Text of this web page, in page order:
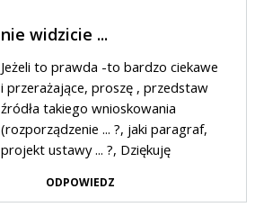
nie widzicie ...
Jeżeli to prawda -to bardzo ciekawe
i przerażające, proszę , przedstaw
źródła takiego wnioskowania
(rozporządzenie ... ?, jaki paragraf,
projekt ustawy ... ?, Dziękuję
ODPOWIEDZ